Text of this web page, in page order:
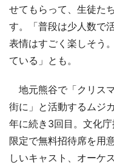
せてもらって、生徒た
す。「普段は少人数で
表情はすごく楽しそう
ている」とも。
地元熊谷で「クリス
街に」と活動するムジ
年に続き3回目。文化
限定で無料招待席を用
しいキャスト、オーケ